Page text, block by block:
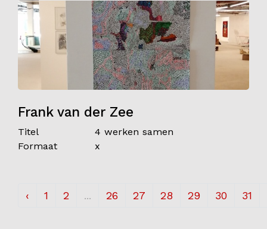
Frank van der Zee
Titel
4 werken samen
Formaat
x
‹ 1 2 ... 26 27 28 29 30 31